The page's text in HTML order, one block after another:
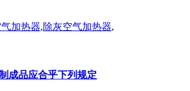
加热器,除灰空气加热器,
成品应合乎下列规定